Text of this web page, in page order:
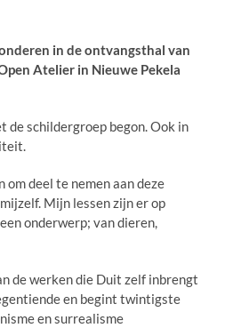
in de ontvangsthal van
Atelier in Nieuwe Pekela
schildergroep begon. Ook in
deel te nemen aan deze
Mijn lessen zijn er op
onderwerp; van dieren,
de werken die Duit zelf inbrengt
en begint twintigste
en surrealisme